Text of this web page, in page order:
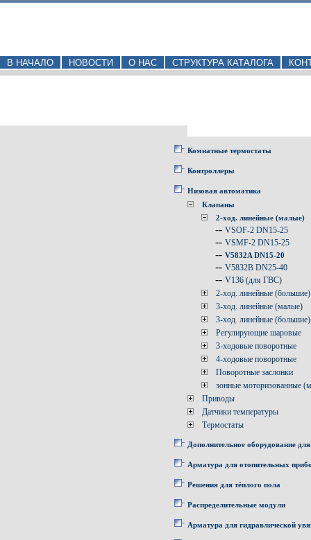
В НАЧАЛО НОВОСТИ О НАС СТРУКТУРА КАТАЛОГА
Комнатные термостаты
Контроллеры
Низовая автоматика
Клапаны
2-ход. линейные (малые)
-- VSOF-2 DN15-25
-- VSMF-2 DN15-25
-- V5832A DN15-20
-- V5832B DN25-40
-- V136 (для ГВС)
2-ход. линейные (большие)
3-ход. линейные (малые)
3-ход. линейные (большие)
Регулирующие шаровые
3-ходовые поворотные
4-ходовые поворотные
Поворотные заслонки
зонные моторизованные
Приводы
Датчики температуры
Термостаты
Дополнительное оборудование
Арматура для отопительных
Решения для тёплого пола
Распределительные модули
Арматура для гидравлической